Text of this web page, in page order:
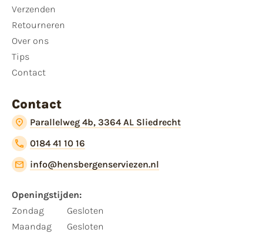
Verzenden
Retourneren
Over ons
Tips
Contact
Contact
Parallelweg 4b, 3364 AL Sliedrecht
0184 41 10 16
info@hensbergenserviezen.nl
Openingstijden:
Zondag
Maandag
Gesloten
Gesloten